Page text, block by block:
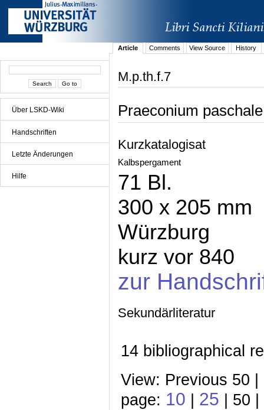
Über LSKD-Wiki
Handschriften
Letzte Änderungen
Hilfe
Article Comments View Source History
M.p.th.f.7
Praeconium
Kurzkatalogisat
Kalbspergament
71 Bl.
300 x 205 mm
Würzburg
kurz vor 840
zur
Sekundärliteratur
14 bibliographical
View: Previous 50
page: 10 | 25 | 50 |